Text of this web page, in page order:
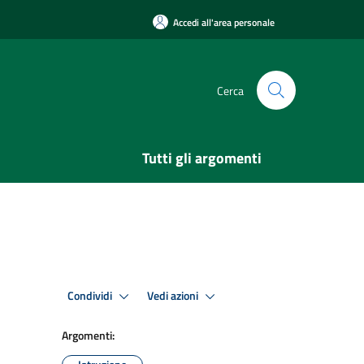
Accedi all'area personale
Cerca
Tutti gli argomenti
Condividi Vedi azioni
Argomenti: